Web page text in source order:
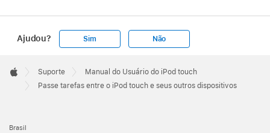
Ajudou? Sim Não
Footer

Apple
Suporte
Manual do Usuário do iPod touch
Passe tarefas entre o iPod touch e seus outros dispositivos
Brasil